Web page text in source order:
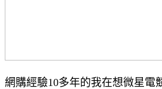
網購經驗10多年的我在想微星電